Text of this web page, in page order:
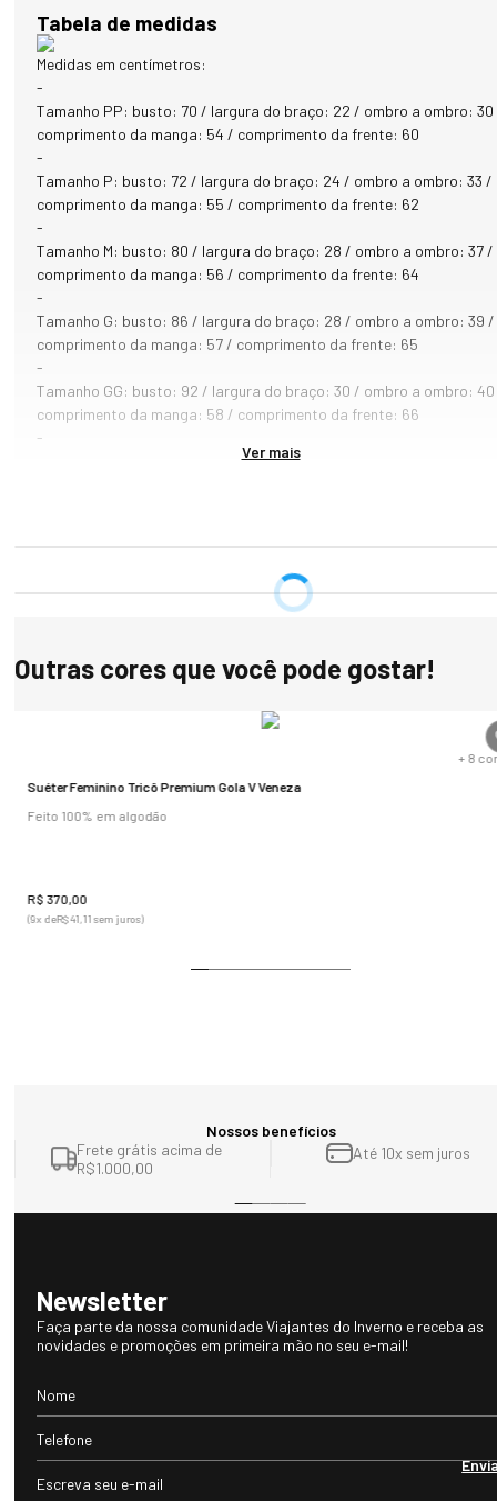
em decote V, este produto conta ainda com gola, punho e barra com
acabamento canelado. Para complementar, aplicação da marca em
detalhe dourado na parte inferior esquerda do produto.
Gênero: Feminino
Modelo: Veneza
Gola: V
Material: 100% algodão
Cor: Azul Marinho
Ver mais
Tabela de medidas
Medidas em centímetros:
-
Tamanho PP: busto: 70 / largura do braço: 22 / ombro a ombro:
comprimento da manga: 54 / comprimento da frente: 60
-
Tamanho P: busto: 72 / largura do braço: 24 / ombro a ombro: 33 /
comprimento da manga: 55 / comprimento da frente: 62
-
Tamanho M: busto: 80 / largura do braço: 28 / ombro a ombro: 37 /
comprimento da manga: 56 / comprimento da frente: 64
-
Tamanho G: busto: 86 / largura do braço: 28 / ombro a ombro: 39 /
comprimento da manga: 57 / comprimento da frente: 65
-
Tamanho GG: busto: 92 / largura do braço: 30 / ombro a ombro:
comprimento da manga: 58 / comprimento da frente: 66
-
Tamanho XG: busto: 100 / largura do braço: 32 / ombro a ombro:
Outras cores que você pode gostar!
+ 8
Suéter Feminino Tricô Premium Gola V Veneza
Feito 100% em algodão
R$ 370 00
(9x deR$41 11sem juros)
Nossos benefícios
Frete grátis acima de
R$1.000,00
Até 10x sem juros
Newsletter
Faça parte da nossa comunidade Viajantes do Inverno e receba as
novidades e promoções em primeira mão no seu e-mail!